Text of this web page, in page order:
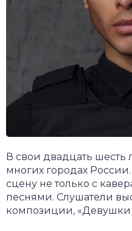
В свои двадцать шесть
многих городах
сцену не только с
песнями. Слушатели
композиции, «Девушки